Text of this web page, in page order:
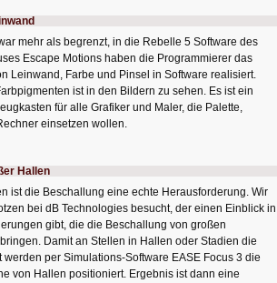
mehr als begrenzt, in die Rebelle 5 Software des
Escape Motions haben die Programmierer das
Leinwand, Farbe und Pinsel in Software realisiert.
ist in den Bildern zu sehen. Es ist ein
für alle Grafiker und Maler, die Palette,
einsetzen wollen.
Hallen
ist die Beschallung eine echte Herausforderung. Wir
bei dB Technologies besucht, der einen Einblick in
gibt, die die Beschallung von großen
Damit an Stellen in Hallen oder Stadien die
per Simulations-Software EASE Focus 3 die
von Hallen positioniert. Ergebnis ist dann eine